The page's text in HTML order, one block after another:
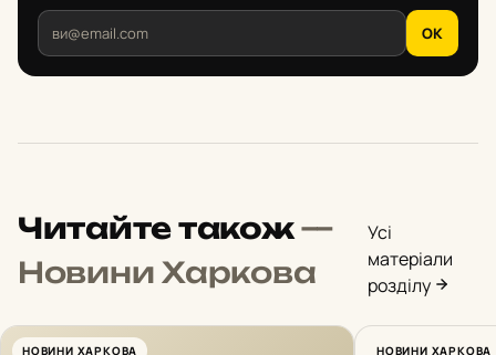
OK
Читайте також—
Новини Харкова
Усі
матеріали
розділу
НОВИНИ ХАРКОВА НОВИНИ ХАРКОВА